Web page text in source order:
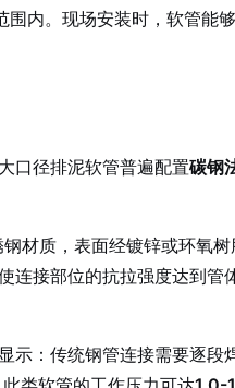
内。现场安装时，软管能
口径排泥软管普遍配置碳钢
材质，表面经镀锌或环氧
接部位的抗拉强度达到管
：传统钢管连接需要逐